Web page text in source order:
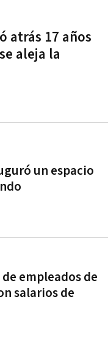
atrás 17 años
aleja la
un espacio
empleados de
salarios de